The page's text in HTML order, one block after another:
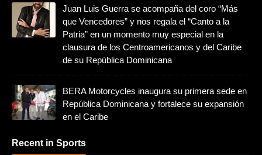
Juan Luis Guerra se acompaña del coro “Más
que Vencedores” y nos regala el “Canto a la
Patria” en un momento muy especial en la
clausura de los Centroamericanos y del Caribe
de su República Dominicana
BERA Motorcycles inaugura su primera sede en
República Dominicana y fortalece su expansión
en el Caribe
Recent in Sports